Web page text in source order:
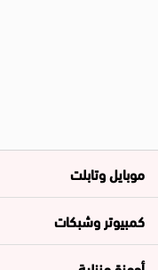
موبايل وتابلت
كمبيوتر وشبكات